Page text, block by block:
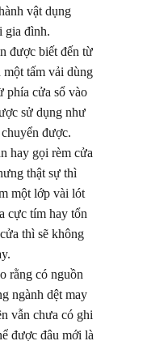
vật dụng
gia đình.
biết đến từ
tấm vải dùng
phía cửa sổ vào
sử dụng như
được.
hay gọi rèm cửa
thật sự thì
một lớp vài lót
cực tím hay tổn
thì sẽ không
rằng có nguồn
ngành dệt may
vẫn chưa có ghi
được đâu mới là